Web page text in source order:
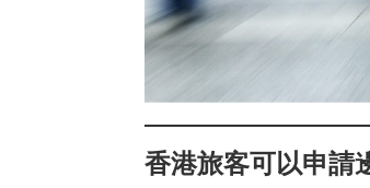
香港旅客可以申請